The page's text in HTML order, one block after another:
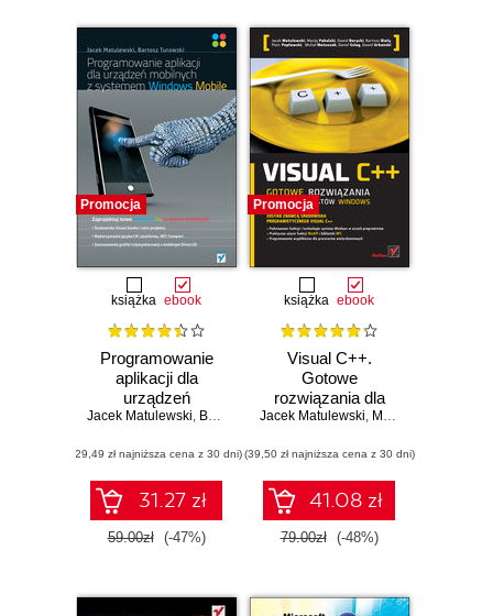
Promocja
książka ebook
Programowanie
aplikacji dla
urządzeń
mobilnych z
Windows Mobile
Jacek Matulewski, Bartosz Turowski
(29,49 zł najniższa cena z 30 dni)
31.27 zł
59.00zł (-47%)
Promocja
książka ebook
Visual C++.
Gotowe
rozwiązania dla
programistów
Jacek Matulewski, Maciej Pakulski
(39,50 zł najniższa cena z 30 dni)
41.08 zł
79.00zł (-48%)